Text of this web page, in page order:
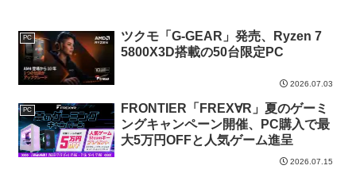
PC
ツクモ「G-GEAR」発売、Ryzen 7
5800X3D搭載の50台限定PC
2026.07.03
PC
FRONTIER「FREX∀R」夏のゲーミ
ングキャンペーン開催、PC購入で最
大5万円OFFと人気ゲーム進呈
2026.07.15